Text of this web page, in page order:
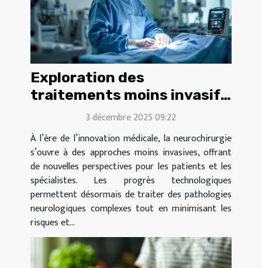
Exploration des
traitements moins invasifs
en neurochirurgie moderne
3 décembre 2025 09:22
À l’ère de l’innovation médicale, la neurochirurgie
s’ouvre à des approches moins invasives, offrant
de nouvelles perspectives pour les patients et les
spécialistes. Les progrès technologiques
permettent désormais de traiter des pathologies
neurologiques complexes tout en minimisant les
risques et...